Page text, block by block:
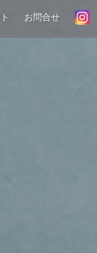
お問合せ